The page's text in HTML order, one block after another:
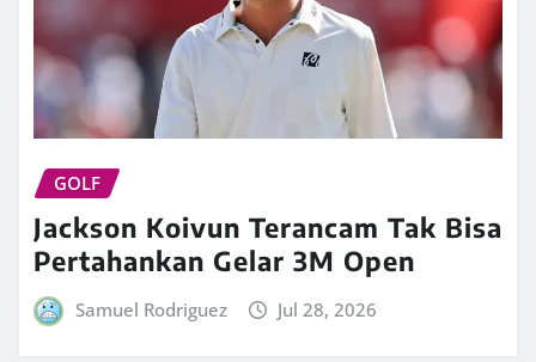
GOLF
Jackson Koivun Terancam Tak Bisa
Pertahankan Gelar 3M Open
Samuel Rodriguez Jul 28, 2026